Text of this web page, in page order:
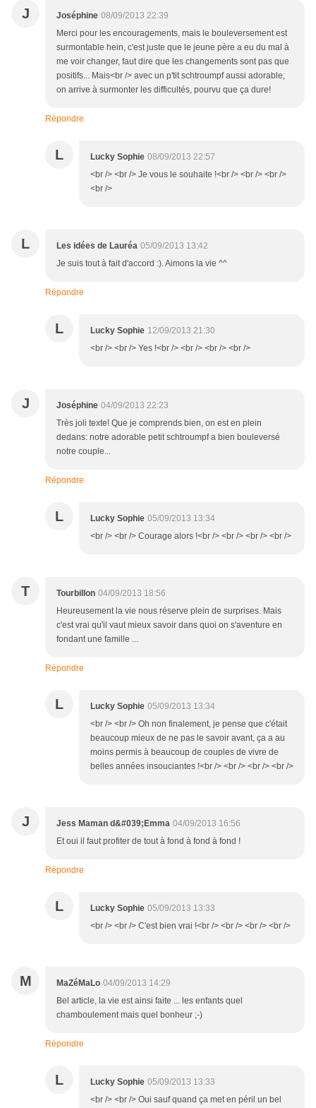
J Joséphine 08/09/2013 22:39
Merci pour les encouragements, mais le bouleversement est
surmontable hein, c'est juste que le jeune père a eu du mal à
me voir changer, faut dire que les changements sont pas que
positifs... Mais<br /> avec un p'tit schtroumpf aussi adorable,
on arrive à surmonter les difficultés, pourvu que ça dure!
Répondre
L Lucky Sophie 08/09/2013 22:57
<br /> <br /> Je vous le souhaite !<br /> <br /> <br />
<br />
L Les idées de Lauréa 05/09/2013 13:42
Je suis tout à fait d'accord :). Aimons la vie ^^
Répondre
L Lucky Sophie 12/09/2013 21:30
<br /> <br /> Yes !<br /> <br /> <br /> <br />
J Joséphine 04/09/2013 22:23
Très joli texte! Que je comprends bien, on est en plein
dedans: notre adorable petit schtroumpf a bien bouleversé
notre couple...
Répondre
L Lucky Sophie 05/09/2013 13:34
<br /> <br /> Courage alors !<br /> <br /> <br /> <br />
T Tourbillon 04/09/2013 18:56
Heureusement la vie nous réserve plein de surprises. Mais
c'est vrai qu'il vaut mieux savoir dans quoi on s'aventure en
fondant une famille ...
Répondre
L Lucky Sophie 05/09/2013 13:34
<br /> <br /> Oh non finalement, je pense que c'était
beaucoup mieux de ne pas le savoir avant, ça a au
moins permis à beaucoup de couples de vivre de
belles années insouciantes !<br /> <br /> <br /> <br />
J Jess Maman d&#039;Emma 04/09/2013 16:56
Et oui il faut profiter de tout à fond à fond à fond !
Répondre
L Lucky Sophie 05/09/2013 13:33
<br /> <br /> C'est bien vrai !<br /> <br /> <br /> <br />
M MaZéMaLo 04/09/2013 14:29
Bel article, la vie est ainsi faite ... les enfants quel
chamboulement mais quel bonheur ;-)
Répondre
L Lucky Sophie 05/09/2013 13:33
<br /> <br /> Oui sauf quand ça met en péril un bel